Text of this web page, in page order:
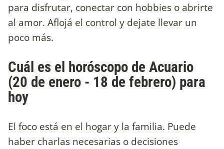
para disfrutar, conectar con hobbies o abrirte
al amor. Aflojá el control y dejate llevar un
poco más.
Cuál es el horóscopo de Acuario
(20 de enero - 18 de febrero) para
hoy
El foco está en el hogar y la familia. Puede
haber charlas necesarias o decisiones